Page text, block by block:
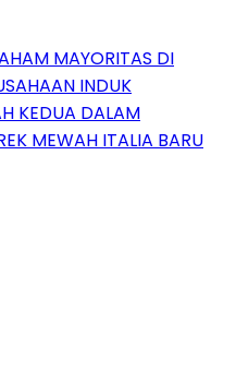
MAYORITAS DI
INDUK
KEDUA DALAM
MEWAH ITALIA BARU